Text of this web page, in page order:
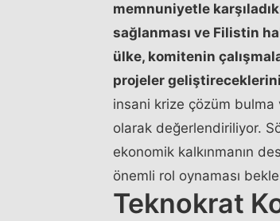
memnuniyetle
sağlanması ve Filistin
ülke, komitenin
projeler
insani krize çözüm bulma
olarak değerlendiriliyor.
ekonomik kalkınmanın
önemli rol oynaması
Teknokrat